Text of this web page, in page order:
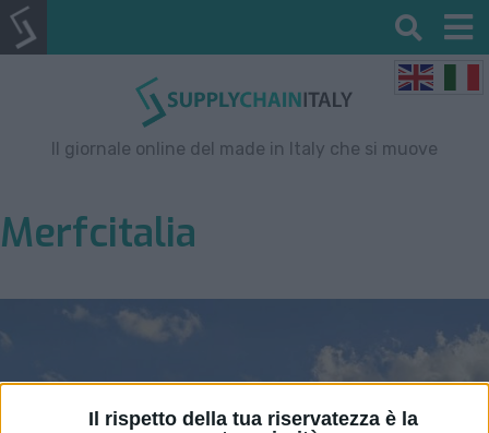
Il rispetto della tua riservatezza è la
Il giornale online del made in Italy che si muove
Merfcitalia